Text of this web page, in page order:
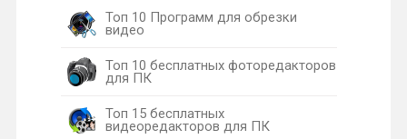
Топ 10 Программ для обрезки
видео
Топ 10 бесплатных фоторедакторов
для ПК
Топ 15 бесплатных
видеоредакторов для ПК